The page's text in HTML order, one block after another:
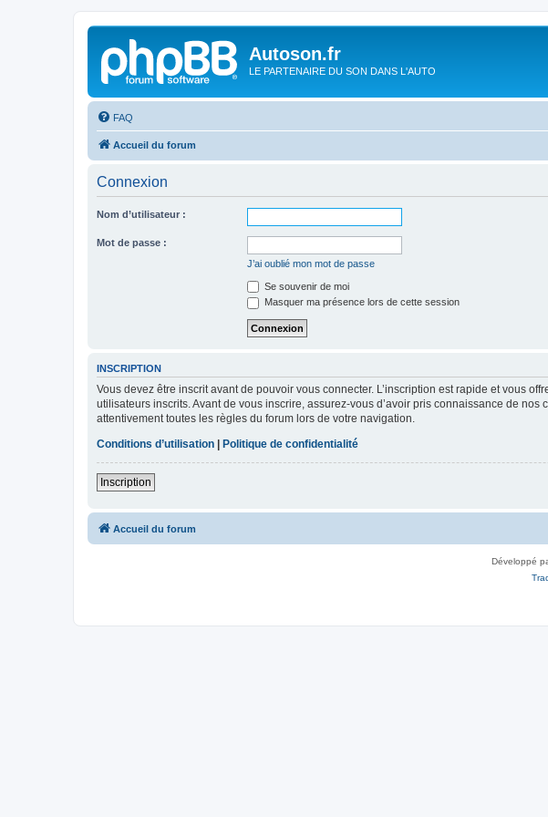
Autoson.fr
LE PARTENAIRE DU SON DANS L'AUTO
FAQ
Accueil du forum
Connexion
Nom d’utilisateur :
Mot de passe :
J’ai oublié mon mot de passe
Se souvenir de moi
Masquer ma présence lors de cette session
INSCRIPTION
Vous devez être inscrit avant de pouvoir vous connecter. L’inscription est rapide et vous
utilisateurs inscrits. Avant de vous inscrire, assurez-vous d’avoir pris connaissance de
attentivement toutes les règles du forum lors de votre navigation.
Conditions d’utilisation
Politique de confidentialité
Inscription
Accueil du forum
Développé